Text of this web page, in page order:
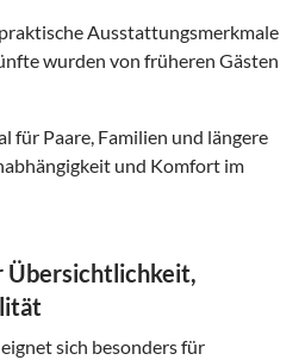
Ausstattungsmerkmale
wurden von früheren Gästen
für Paare, Familien und längere
und Komfort im
Übersichtlichkeit,
eignet sich besonders für